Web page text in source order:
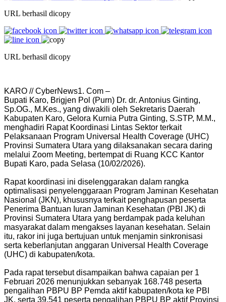
URL berhasil dicopy
URL berhasil dicopy
KARO // CyberNews1. Com –
Bupati Karo, Brigjen Pol (Purn) Dr. dr. Antonius Ginting,
Sp.OG., M.Kes., yang diwakili oleh Sekretaris Daerah
Kabupaten Karo, Gelora Kurnia Putra Ginting, S.STP, M.M.,
menghadiri Rapat Koordinasi Lintas Sektor terkait
Pelaksanaan Program Universal Health Coverage (UHC)
Provinsi Sumatera Utara yang dilaksanakan secara daring
melalui Zoom Meeting, bertempat di Ruang KCC Kantor
Bupati Karo, pada Selasa (10/02/2026).
Rapat koordinasi ini diselenggarakan dalam rangka
optimalisasi penyelenggaraan Program Jaminan Kesehatan
Nasional (JKN), khususnya terkait penghapusan peserta
Penerima Bantuan Iuran Jaminan Kesehatan (PBI JK) di
Provinsi Sumatera Utara yang berdampak pada keluhan
masyarakat dalam mengakses layanan kesehatan. Selain
itu, rakor ini juga bertujuan untuk menjamin sinkronisasi
serta keberlanjutan anggaran Universal Health Coverage
(UHC) di kabupaten/kota.
Pada rapat tersebut disampaikan bahwa capaian per 1
Februari 2026 menunjukkan sebanyak 168.748 peserta
pengalihan PBPU BP Pemda aktif kabupaten/kota ke PBI
JK, serta 39.541 peserta pengalihan PBPU BP aktif Provinsi